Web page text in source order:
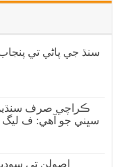
سنڌ جي پاڻي تي
ڪراچي صرف سنڌين،
سڀني جو آهي: ف ليگ